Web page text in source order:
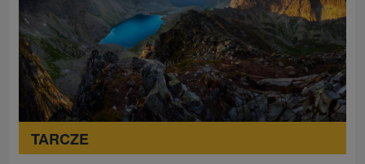
TARCZE